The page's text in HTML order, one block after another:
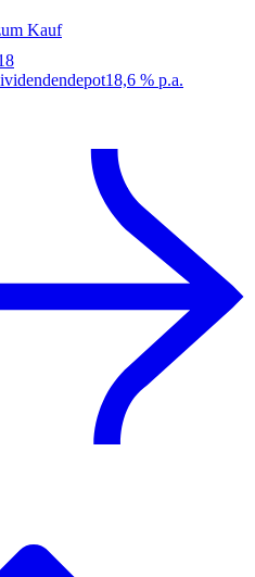
Kauf
18,6 % p.a.